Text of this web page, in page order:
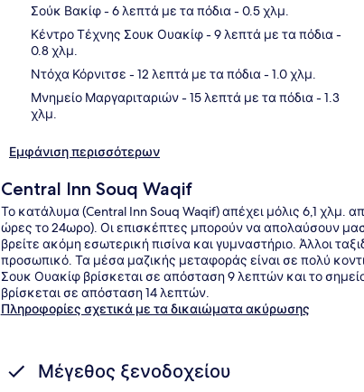
Σούκ Βακίφ- 6 λεπτά με τα πόδια - 0.5 χλμ.
Κέντρο Τέχνης Σουκ Ουακίφ- 9 λεπτά με τα πόδια -
0.8 χλμ.
Ντόχα Κόρνιτσε - 12 λεπτά με τα πόδια - 1.0 χλμ.
Μνημείο Μαργαριταριών- 15 λεπτά με τα πόδια - 1.3
χλμ.
Εμφάνιση περισσότερων
Central Inn Souq Waqif
Το κατάλυμα (Central Inn Souq Waqif) απέχει μόλις 6,1 χλμ.
ώρες το 24ωρο). Οι επισκέπτες μπορούν να απολαύσουν
βρείτε ακόμη εσωτερική πισίνα και γυμναστήριο. Άλλοι
προσωπικό. Τα μέσα μαζικής μεταφοράς είναι σε πολύ
Σουκ Ουακίφ βρίσκεται σε απόσταση 9 λεπτών και το
βρίσκεται σε απόσταση 14 λεπτών.
Πληροφορίες σχετικά με τα δικαιώματα ακύρωσης
Μέγεθος ξενοδοχείου